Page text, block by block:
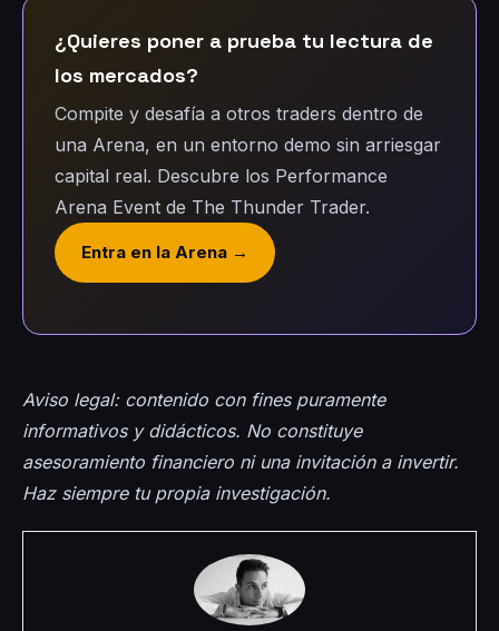
¿Quieres poner a prueba tu lectura de
los mercados?
Compite y desafía a otros traders dentro de
una Arena, en un entorno demo sin arriesgar
capital real. Descubre los Performance
Arena Event de The Thunder Trader.
Entra en la Arena →
Aviso legal: contenido con fines puramente
informativos y didácticos. No constituye
asesoramiento financiero ni una invitación a invertir.
Haz siempre tu propia investigación.